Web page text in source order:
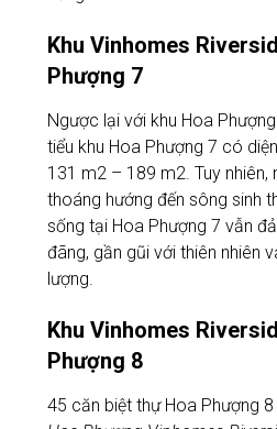
Khu Vinhomes
Phượng 7
Ngược lại với khu Hoa
tiểu khu Hoa Phượng 7 có
131 m2 – 189 m2. Tuy nhiên,
thoáng hướng đến sông sinh
sống tại Hoa Phượng 7 vẫn
đãng, gần gũi với thiên nhiên
lượng.
Khu Vinhomes
Phượng 8
45 căn biệt thự Hoa Phượng